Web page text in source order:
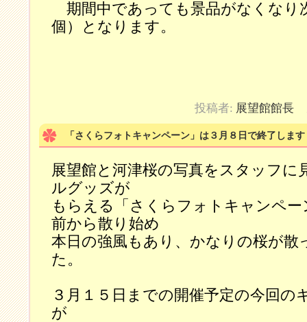
期間中であっても景品がなくなり
個）となります。
投稿者: 展望館館長
「さくらフォトキャンペーン」は３月８日で終了します
展望館と河津桜の写真をスタッフに
ルグッズが
もらえる「さくらフォトキャンペ
前から散り始め
本日の強風もあり、かなりの桜が散
た。
３月１５日までの開催予定の今回の
が